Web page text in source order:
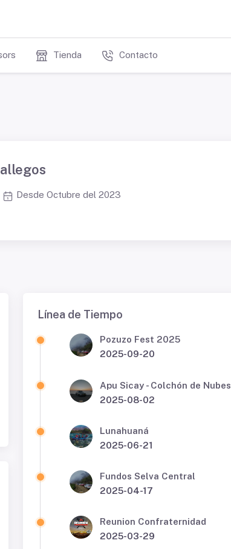
Tienda Contacto
Desde Octubre del 2023
Línea de Tiempo
Pozuzo Fest 2025
2025-09-20
Apu Sicay - Colchón de Nubes
2025-08-02
Lunahuaná
2025-06-21
Fundos Selva Central
2025-04-17
Reunion Confraternidad
2025-03-29